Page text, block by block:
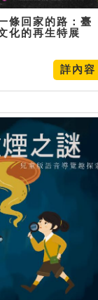
條回家的路：臺
化的再生特展
詳內容